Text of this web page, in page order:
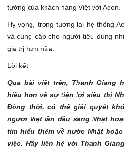
tưởng của khách hàng Việt với Aeon.
Hy vọng, trong tương lai hệ thống
và cung cấp cho người tiêu dùng
giá trị hơn nữa.
Lời kết
Qua bài viết trên, Thanh Giang
hiểu hơn về sự tiện lợi siêu thị
Đồng thời, có thể giải quyết
người Việt lần đầu sang Nhật
tìm hiểu thêm về nước Nhật
việc. Hãy liên hệ với Thanh